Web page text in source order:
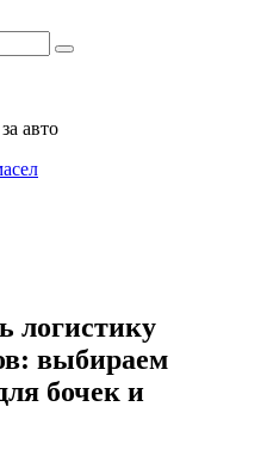
авто
логистику
выбираем
бочек и